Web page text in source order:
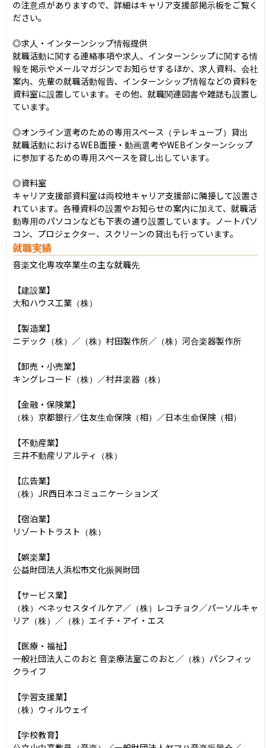
の注意点がありますので、詳細はキャリア支援部掲示板をご覧く
ださい。
◎求人・インターンシップ情報提供
就職活動に関する連絡事項や求人、インターンシップに関する情
報を掲示やメールマガジンでお知らせするほか、求人資料、会社
案内、先輩の就職活動報告、インターンシップ情報などの資料を
資料室に設置しています。その他、就職関連図書や雑誌も設置し
ています。
◎オンライン選考のための専用スペース（テレキューブ）貸出
就職活動におけるWEB面接・動画選考やWEBインターンシップ
に参加するための専用スペースを貸し出しています。
◎資料室
キャリア支援部資料室は両校地キャリア支援部に隣接して設置さ
れています。各種資料の設置やお知らせの案内に加えて、就職活
動専用のパソコンなども下表の通り設置しています。ノートパソ
コン、プロジェクター、スクリーンの貸出も行っています。
就職実績
音楽文化専攻卒業生の主な就職先
【建設業】
大和ハウス工業（株）
【製造業】
ニデック（株）／（株）村田製作所／（株）河合楽器製作所
【卸売・小売業】
キングレコード（株）／村井楽器（株）
【金融・保険業】
（株）京都銀行／住友生命保険（相）／日本生命保険（相）
【不動産業】
三井不動産リアルティ（株）
【広告業】
（株）JR西日本コミュニケーションズ
【宿泊業】
リゾートトラスト（株）
【娯楽業】
公益財団法人浜松市文化振興財団
【サービス業】
（株）ベネッセスタイルケア／（株）レコチョク／パーソルキャ
リア（株）／（株）エイチ・アイ・エス
【医療・福祉】
一般社団法人このおと 音楽療法室このおと／（株）パシフィッ
クライフ
【学習支援業】
（株）ウィルウェイ
【学校教育】